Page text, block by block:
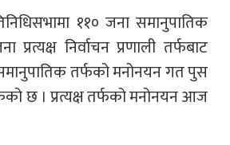
११० जना समानुपातिक
प्रत्यक्ष निर्वाचन प्रणाली तर्फबाट
तर्फको मनोनयन गत पुस
छ । प्रत्यक्ष तर्फको मनोनयन आज